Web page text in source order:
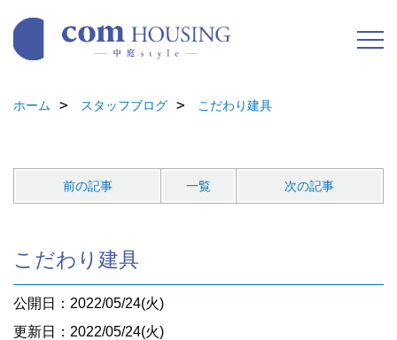
ホーム スタッフブログ こだわり建具
前の記事 一覧 次の記事
こだわり建具
公開日：2022/05/24(火)
更新日：2022/05/24(火)